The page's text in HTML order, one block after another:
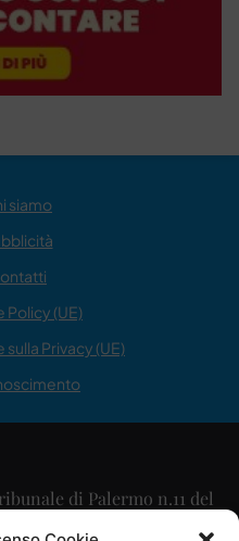
siamo
Policy (UE)
sulla Privacy (UE)
di Palermo n.11 del